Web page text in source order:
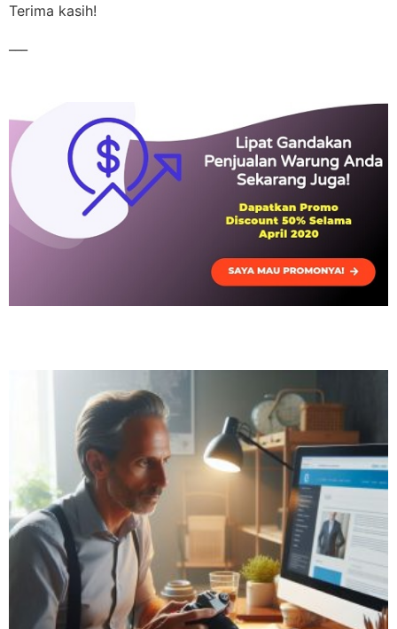
Terima kasih!